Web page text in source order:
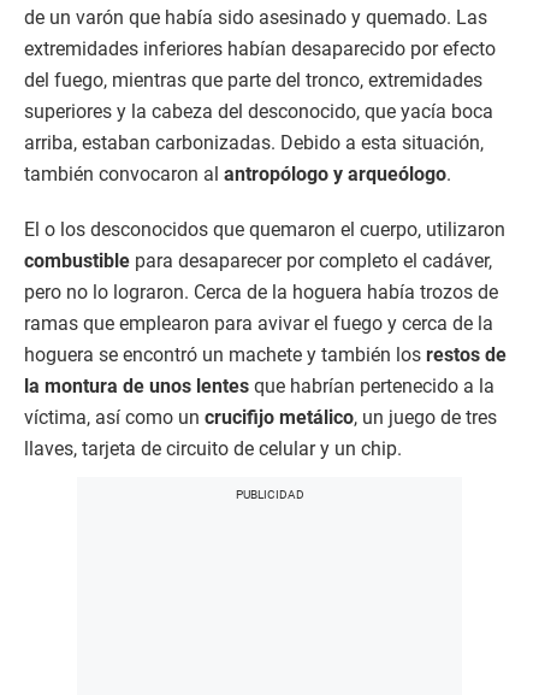
de un varón que había sido asesinado y quemado. Las
extremidades inferiores habían desaparecido por efecto
del fuego, mientras que parte del tronco, extremidades
superiores y la cabeza del desconocido, que yacía boca
arriba, estaban carbonizadas. Debido a esta situación,
también convocaron al antropólogo y arqueólogo.
El o los desconocidos que quemaron el cuerpo, utilizaron
combustible para desaparecer por completo el cadáver,
pero no lo lograron. Cerca de la hoguera había trozos de
ramas que emplearon para avivar el fuego y cerca de la
hoguera se encontró un machete y también los restos de
la montura de unos lentes que habrían pertenecido a la
víctima, así como un crucifijo metálico, un juego de tres
llaves, tarjeta de circuito de celular y un chip.